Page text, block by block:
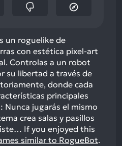
un roguelike de
con estética pixel-art
Controlas a un robot
su libertad a través de
donde cada
principales
Nunca jugarás el mismo
crea salas y pasillos
If you enjoyed this
similar to RogueBot.